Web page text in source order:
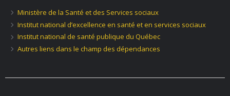
Ministère de la Santé et des Services sociaux
Institut national d’excellence en santé et en services sociaux
Institut national de santé publique du Québec
Autres liens dans le champ des dépendances